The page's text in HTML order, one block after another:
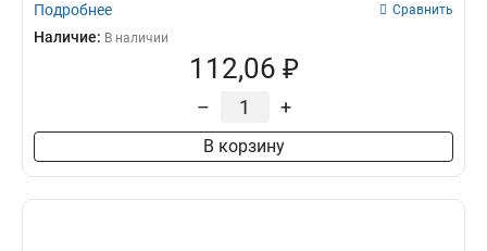
Подробнее Сравнить
Наличие: В наличии
112,06 ₽
– +
В корзину